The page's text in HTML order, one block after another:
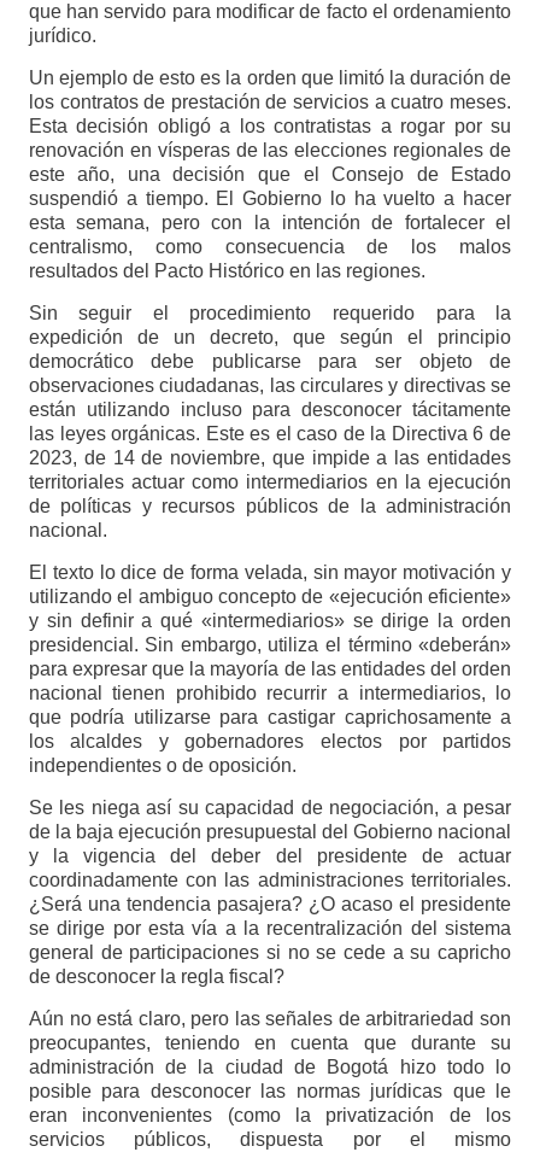
que han servido para modificar de facto el ordenamiento
jurídico.
Un ejemplo de esto es la orden que limitó la duración de
los contratos de prestación de servicios a cuatro meses.
Esta decisión obligó a los contratistas a rogar por su
renovación en vísperas de las elecciones regionales de
este año, una decisión que el Consejo de Estado
suspendió a tiempo. El Gobierno lo ha vuelto a hacer
esta semana, pero con la intención de fortalecer el
centralismo, como consecuencia de los malos
resultados del Pacto Histórico en las regiones.
Sin seguir el procedimiento requerido para la
expedición de un decreto, que según el principio
democrático debe publicarse para ser objeto de
observaciones ciudadanas, las circulares y directivas se
están utilizando incluso para desconocer tácitamente
las leyes orgánicas. Este es el caso de la Directiva 6 de
2023, de 14 de noviembre, que impide a las entidades
territoriales actuar como intermediarios en la ejecución
de políticas y recursos públicos de la administración
nacional.
El texto lo dice de forma velada, sin mayor motivación y
utilizando el ambiguo concepto de «ejecución eficiente»
y sin definir a qué «intermediarios» se dirige la orden
presidencial. Sin embargo, utiliza el término «deberán»
para expresar que la mayoría de las entidades del orden
nacional tienen prohibido recurrir a intermediarios, lo
que podría utilizarse para castigar caprichosamente a
los alcaldes y gobernadores electos por partidos
independientes o de oposición.
Se les niega así su capacidad de negociación, a pesar
de la baja ejecución presupuestal del Gobierno nacional
y la vigencia del deber del presidente de actuar
coordinadamente con las administraciones territoriales.
¿Será una tendencia pasajera? ¿O acaso el presidente
se dirige por esta vía a la recentralización del sistema
general de participaciones si no se cede a su capricho
de desconocer la regla fiscal?
Aún no está claro, pero las señales de arbitrariedad son
preocupantes, teniendo en cuenta que durante su
administración de la ciudad de Bogotá hizo todo lo
posible para desconocer las normas jurídicas que le
eran inconvenientes (como la privatización de los
servicios públicos, dispuesta por el mismo